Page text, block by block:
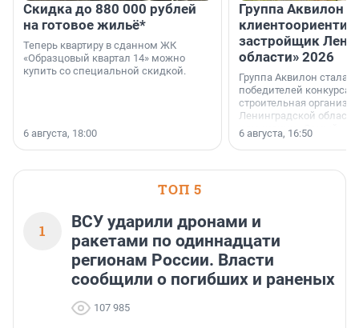
Скидка до 880 000 рублей
на готовое жильё*
Теперь квартиру в сданном ЖК
«Образцовый квартал 14» можно
купить со специальной скидкой.
6 августа, 18:00
Группа Аквилон
застройщик
области» 2026
Группа Аквилон стала
победителей конкурса
строительная
Ленинградской области
номинации «Самый
застройщик
области».
6 августа, 16:50
ТОП 5
1
ВСУ ударили дронами и
ракетами по одиннадцати
регионам России. Власти
сообщили о погибших и раненых
107 985